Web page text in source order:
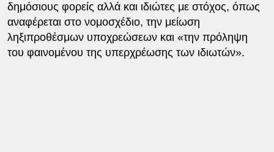
δημόσιους φορείς αλλά και ιδιώτες με στόχος, όπως
αναφέρεται στο νομοσχέδιο, την μείωση
ληξιπροθέσμων υποχρεώσεων και «την πρόληψη
του φαινομένου της υπερχρέωσης των ιδιωτών».